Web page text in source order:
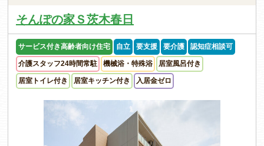
そんぽの家Ｓ茨木春日
サービス付き高齢者向け住宅 自立 要支援 要介護 認知症相談可
介護スタッフ24時間常駐 機械浴・特殊浴 居室風呂付き
居室トイレ付き 居室キッチン付き 入居金ゼロ